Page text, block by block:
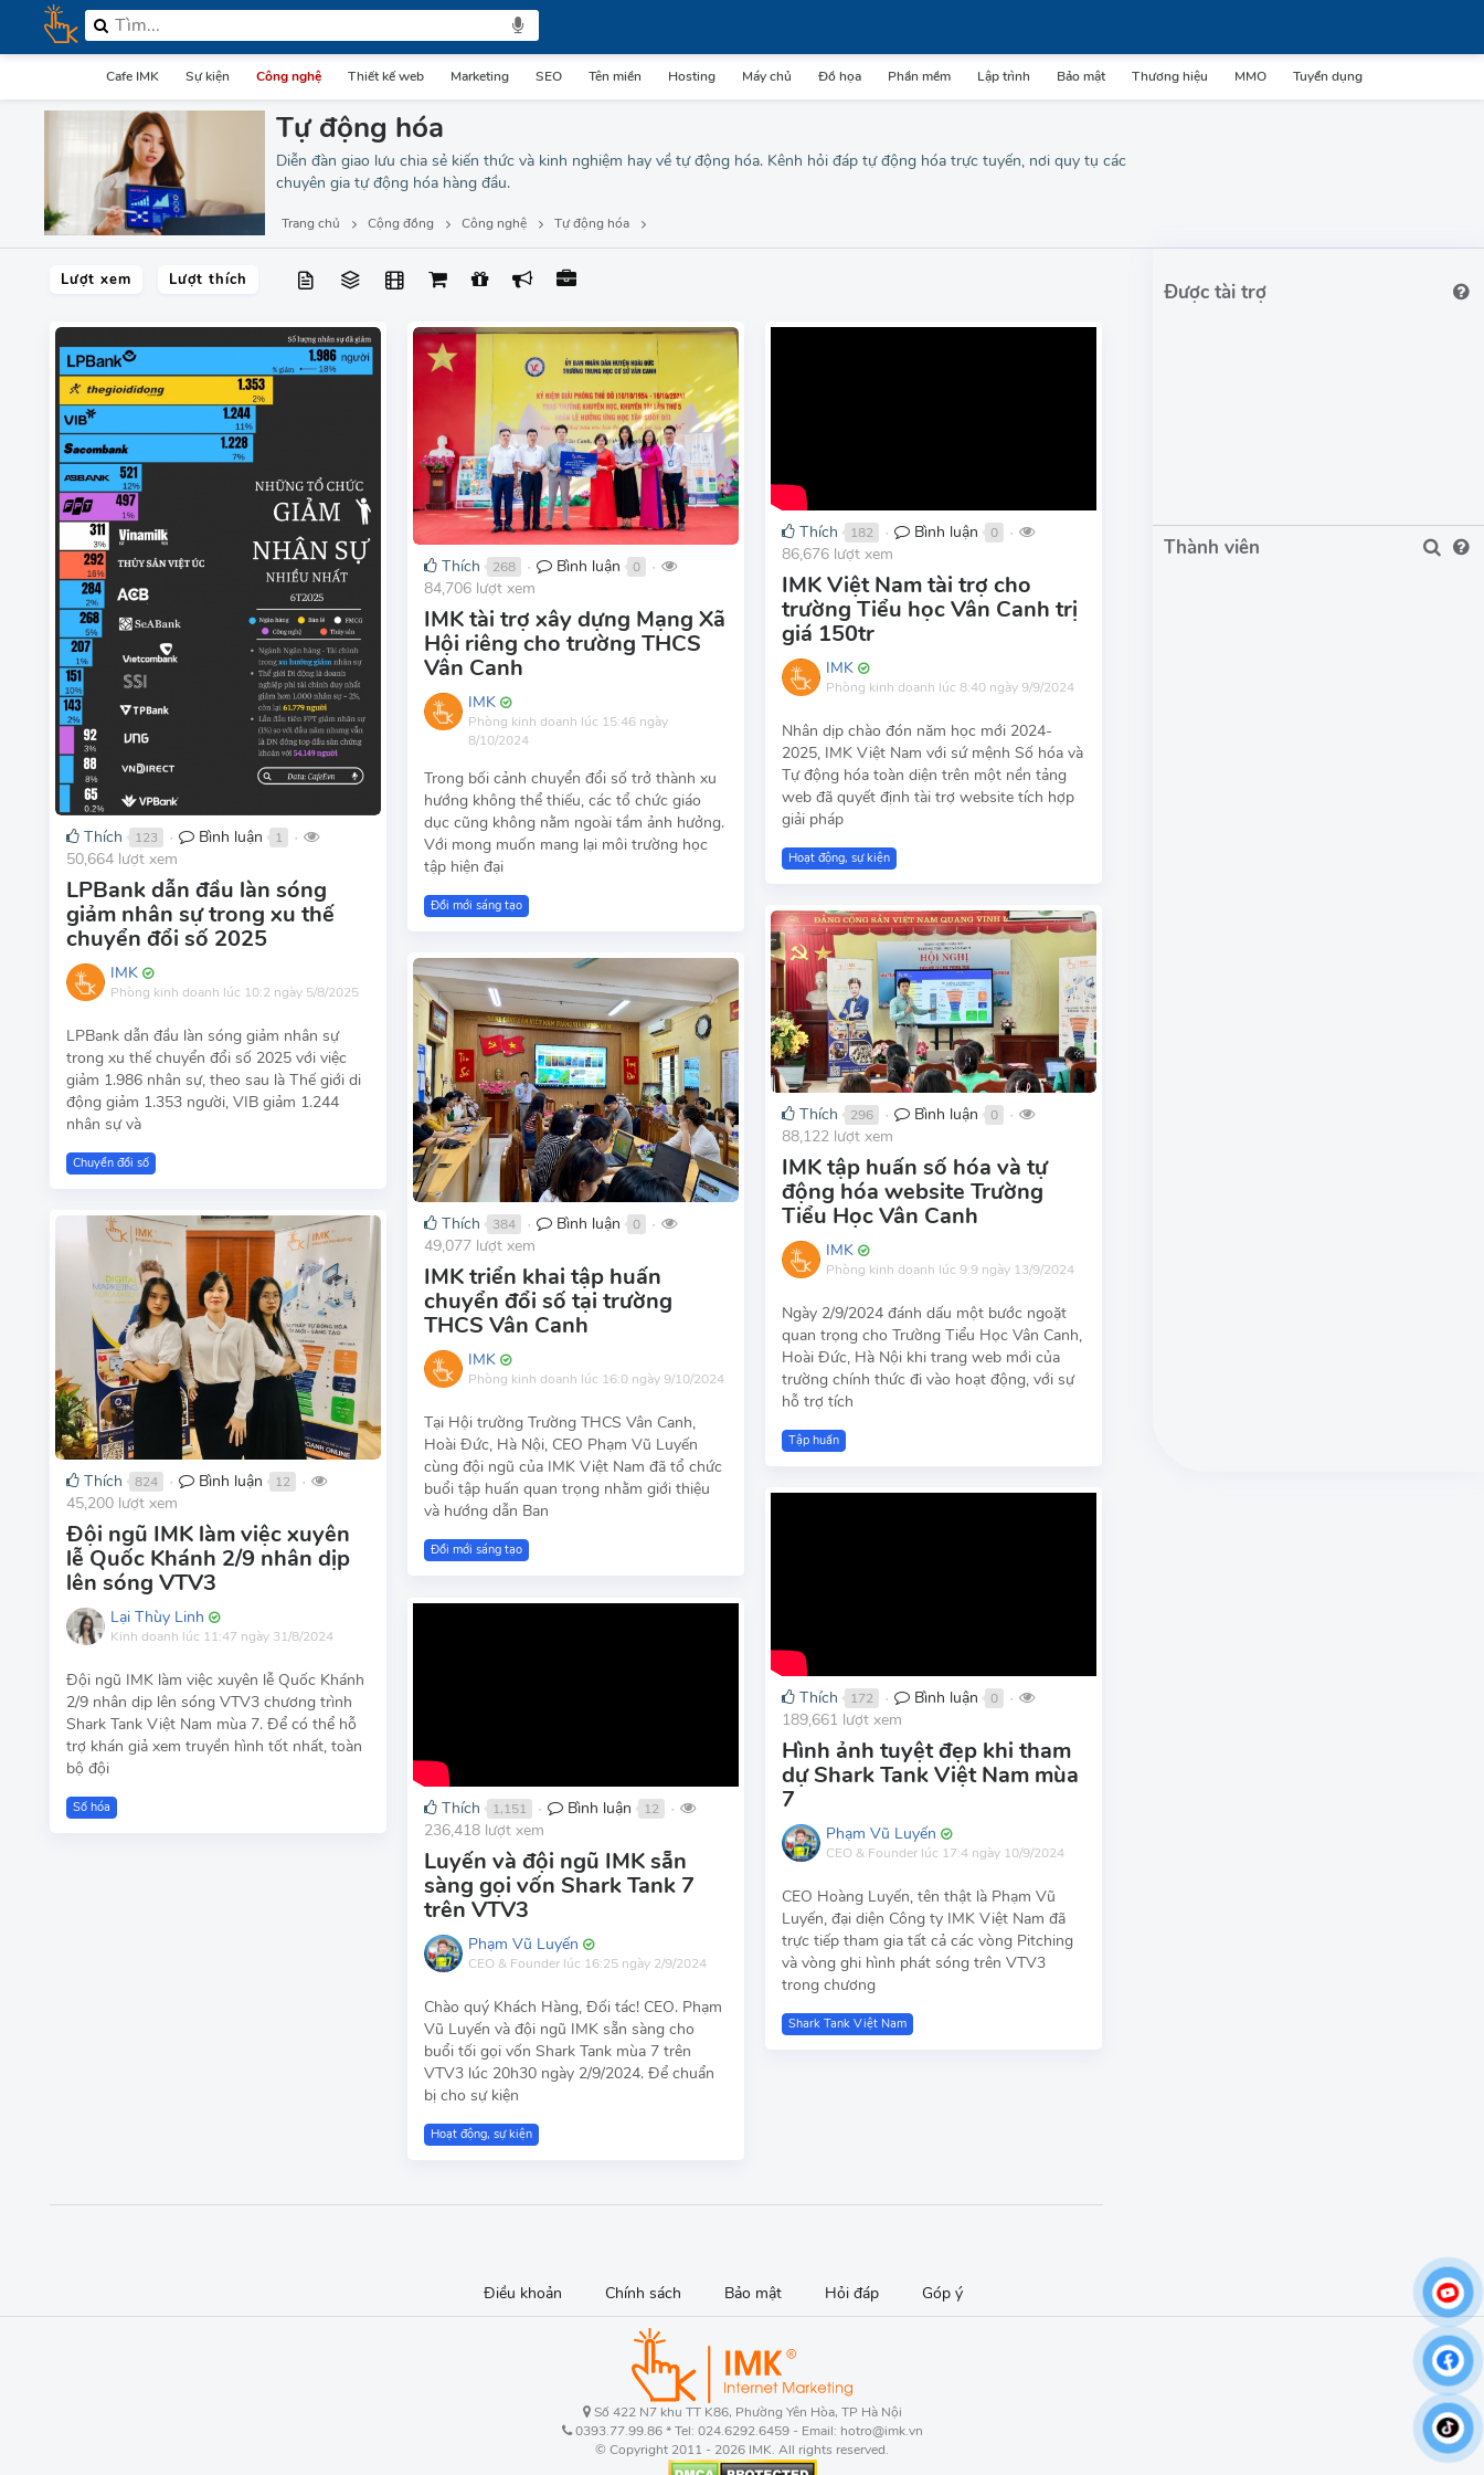
Cafe IMK Sự kiện Công nghệ Thiết kế web Marketing SEO Tên miền Hosting Máy chủ Đồ họa Phần mềm Lập trình Bảo mật Thương hiệu MMO Tuyển dụng
Tự động hóa
Diễn đàn giao lưu chia sẻ kiến thức và kinh nghiệm hay về tự động hóa. Kênh hỏi đáp tự động hóa trực tuyến, nơi quy tụ các
chuyên gia tự động hóa hàng đầu.
Trang chủ Cộng đồng Công nghệ Tự động hóa
Lượt xem Lượt thích
Thích 123 ● Bình luận 1 ●
50,664 lượt xem
LPBank dẫn đầu làn sóng
giảm nhân sự trong xu thế
chuyển đổi số 2025
IMK
Phòng kinh doanh lúc 10:2 ngày 5/8/2025
LPBank dẫn đầu làn sóng giảm nhân sự
trong xu thế chuyển đổi số 2025 với việc
giảm 1.986 nhân sự, theo sau là Thế giới di
động giảm 1.353 người, VIB giảm 1.244
nhân sự và
Chuyển đổi số
Thích 268 ● Bình luận 0 ●
84,706 lượt xem
IMK tài trợ xây dựng Mạng Xã
Hội riêng cho trường THCS
Vân Canh
IMK
Phòng kinh doanh lúc 15:46 ngày
8/10/2024
Trong bối cảnh chuyển đổi số trở thành xu
hướng không thể thiếu, các tổ chức giáo
dục cũng không nằm ngoài tầm ảnh hưởng.
Với mong muốn mang lại môi trường học
tập hiện đại
Đổi mới sáng tạo
Thích 182 ● Bình luận 0 ●
86,676 lượt xem
IMK Việt Nam tài trợ cho
trường Tiểu học Vân Canh trị
giá 150tr
IMK
Phòng kinh doanh lúc 8:40 ngày 9/9/2024
Nhân dịp chào đón năm học mới 2024-
2025, IMK Việt Nam với sứ mệnh Số hóa và
Tự động hóa toàn diện trên một nền tảng
web đã quyết định tài trợ website tích hợp
giải pháp
Hoạt động, sự kiện
Thích 296 ● Bình luận 0 ●
88,122 lượt xem
IMK tập huấn số hóa và tự
động hóa website Trường
Tiểu Học Vân Canh
IMK
Phòng kinh doanh lúc 9:9 ngày 13/9/2024
Ngày 2/9/2024 đánh dấu một bước ngoặt
quan trọng cho Trường Tiểu Học Vân Canh,
Hoài Đức, Hà Nội khi trang web mới của
trường chính thức đi vào hoạt động, với sự
hỗ trợ tích
Tập huấn
Thích 384 ● Bình luận 0 ●
49,077 lượt xem
IMK triển khai tập huấn
chuyển đổi số tại trường
THCS Vân Canh
IMK
Phòng kinh doanh lúc 16:0 ngày 9/10/2024
Tại Hội trường Trường THCS Vân Canh,
Hoài Đức, Hà Nội, CEO Phạm Vũ Luyến
cùng đội ngũ của IMK Việt Nam đã tổ chức
buổi tập huấn quan trọng nhằm giới thiệu
và hướng dẫn Ban
Đổi mới sáng tạo
Thích 824 ● Bình luận 12 ●
45,200 lượt xem
Đội ngũ IMK làm việc xuyên
lễ Quốc Khánh 2/9 nhân dịp
lên sóng VTV3
Lại Thùy Linh
Kinh doanh lúc 11:47 ngày 31/8/2024
Đội ngũ IMK làm việc xuyên lễ Quốc Khánh
2/9 nhân dịp lên sóng VTV3 chương trình
Shark Tank Việt Nam mùa 7. Để có thể hỗ
trợ khán giả xem truyền hình tốt nhất, toàn
bộ đội
Số hóa
Thích 172 ● Bình luận 0 ●
189,661 lượt xem
Hình ảnh tuyệt đẹp khi tham
dự Shark Tank Việt Nam mùa
7
Phạm Vũ Luyến
CEO & Founder lúc 17:4 ngày 10/9/2024
CEO Hoàng Luyến, tên thật là Phạm Vũ
Luyến, đại diện Công ty IMK Việt Nam đã
trực tiếp tham gia tất cả các vòng Pitching
và vòng ghi hình phát sóng trên VTV3
trong chương
Shark Tank Việt Nam
Thích 1,151 ● Bình luận 12 ●
236,418 lượt xem
Luyến và đội ngũ IMK sẵn
sàng gọi vốn Shark Tank 7
trên VTV3
Phạm Vũ Luyến
CEO & Founder lúc 16:25 ngày 2/9/2024
Chào quý Khách Hàng, Đối tác! CEO. Phạm
Vũ Luyến và đội ngũ IMK sẵn sàng cho
buổi tối gọi vốn Shark Tank mùa 7 trên
VTV3 lúc 20h30 ngày 2/9/2024. Để chuẩn
bị cho sự kiện
Hoạt động, sự kiện
Được tài trợ
Thành viên
Điều khoản Chính sách Bảo mật Hỏi đáp Góp ý
Số 422 N7 khu TT K86, Phường Yên Hòa, TP Hà Nội
0393.77.99.86 * Tel: 024.6292.6459 - Email: hotro@imk.vn
© Copyright 2011 - 2026 IMK. All rights reserved.